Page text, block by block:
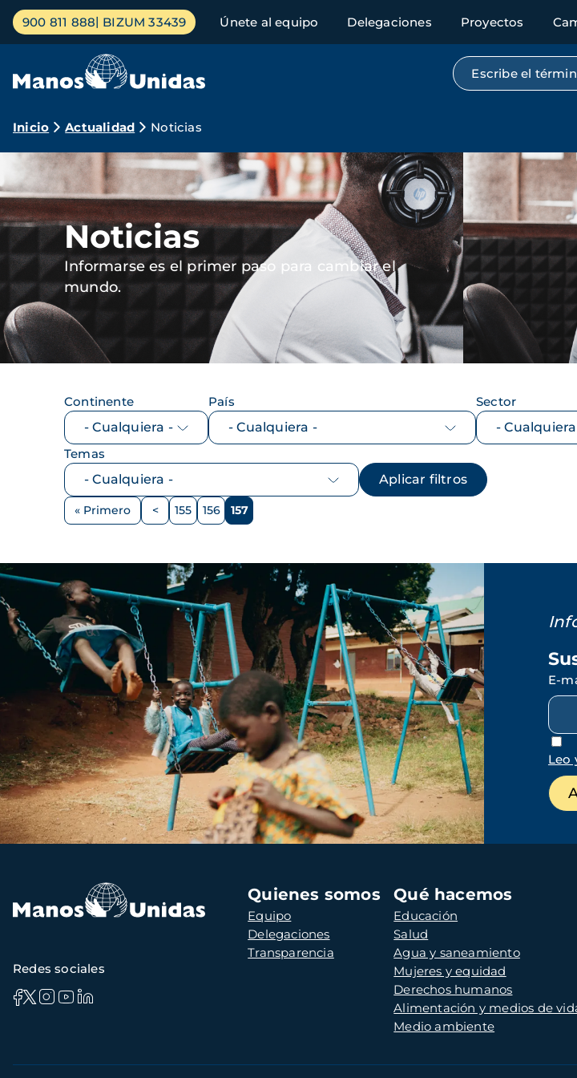
Pasar
contenido
Menú
principal
900 811 888 BIZUM 33439 Únete al equipo Delegaciones Proyectos
Búsqueda por
Ruta
de
navegación
Inicio Actualidad Noticias
Imagen Imagen
Noticias
Informarse es el primer paso para cambiar el
mundo.
Continente País Sector
Temas
Paginación
Primera
« Primero
Página
< Página
155 Página
156 Página
157
E-
Leo
Navegación
principal
Quienes somos
Equipo
Delegaciones
Transparencia
Qué hacemos
Educación
Salud
Agua y saneamiento
Mujeres y equidad
Derechos humanos
Alimentación y medios de
Medio ambiente
Redes sociales